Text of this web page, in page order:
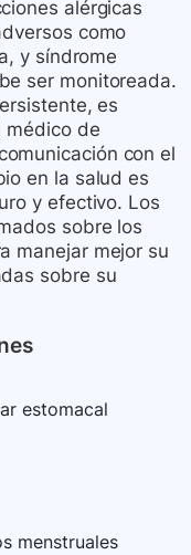
alérgicas
como
y síndrome
ser monitoreada.
es
médico de
con el
en la salud es
y efectivo. Los
sobre los
manejar mejor su
sobre su
estomacal
menstruales